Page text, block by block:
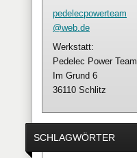
pedelecpowerteam
@web.de
Werkstatt:
Pedelec Power Team
Im Grund 6
36110 Schlitz
SCHLAGWÖRTER